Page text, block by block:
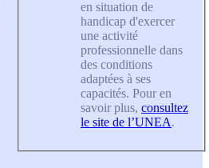
en situation de
handicap d'exercer
une activité
professionnelle dans
des conditions
adaptées à ses
capacités. Pour en
savoir plus, consultez
le site de l’UNEA.